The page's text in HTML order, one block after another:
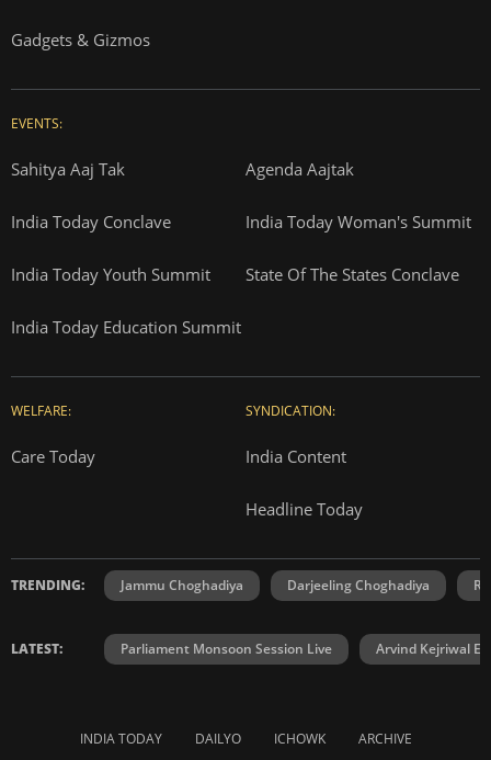
Gadgets & Gizmos
EVENTS:
Sahitya Aaj Tak Agenda Aajtak
India Today Conclave India Today Woman's Summit
India Today Youth Summit State Of The States Conclave
India Today Education Summit
WELFARE:
Care Today
SYNDICATION:
India Content
Headline Today
TRENDING: Jammu Choghadiya Darjeeling Choghadiya
LATEST: Parliament Monsoon Session Live Arvind Kejriwal
INDIA TODAY DAILYO ICHOWK ARCHIVE